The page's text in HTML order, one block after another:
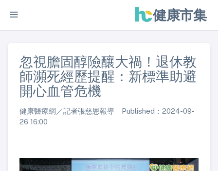
健康市集
忽視膽固醇險釀大禍！退休教
師瀕死經歷提醒：新標準助避
開心血管危機
健康醫療網／記者張慈恩報導 Published：2024-09-
26 16:00